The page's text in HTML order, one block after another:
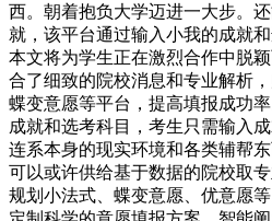
西。朝着抱负大学迈进一大步。
就，该平台通过输入小我的成就
本文将为学生正在激烈合作中脱
合了细致的院校消息和专业解析
蝶变意愿等平台，提高填报成功
成就和选考科目，考生只需输入
连系本身的现实环境和各类辅帮
可以或许供给基于数据的院校取
规划小法式、蝶变意愿、优意愿